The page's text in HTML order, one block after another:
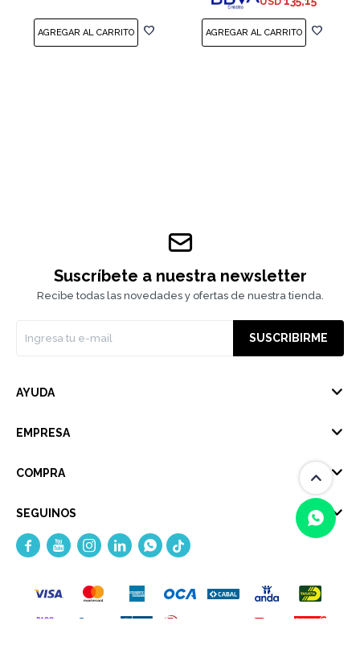
(0/4)
Suscríbete a nuestra newsletter
Recibe todas las novedades y ofertas de nuestra tienda.
SUSCRIBIRME
AYUDA
EMPRESA
COMPRA
SEGUINOS
    